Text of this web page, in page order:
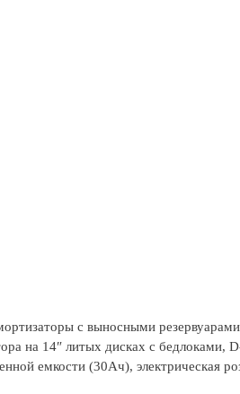
с выносными
на 14″ литых дисках с бедлоками,
емкости (30Ач), электрическая